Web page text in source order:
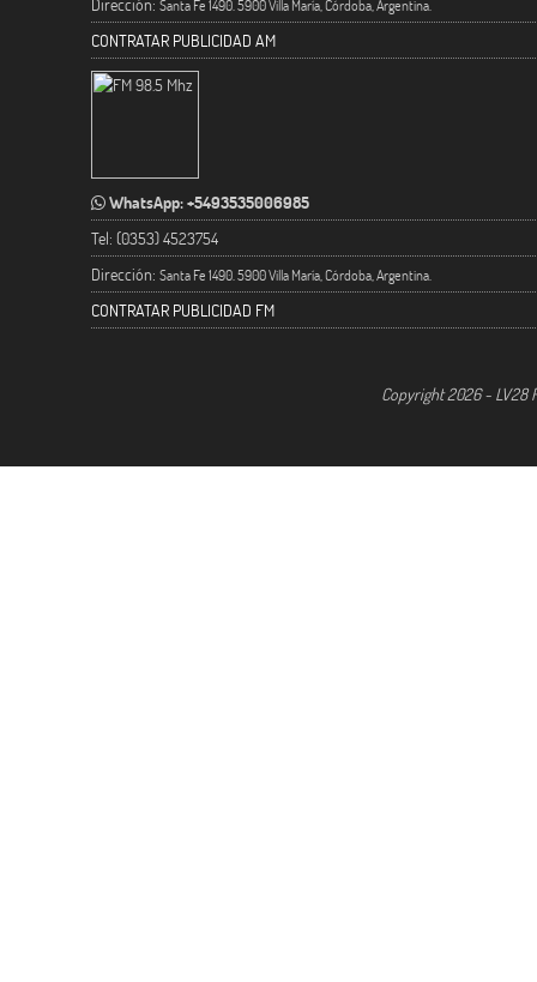
Santa Fe 1490. 5900 Villa María, Córdoba, Argentina.
CONTRATAR PUBLICIDAD AM
WhatsApp: +5493535006985
Tel: (0353) 4523754
Dirección: Santa Fe 1490. 5900 Villa María, Córdoba, Argentina.
CONTRATAR PUBLICIDAD FM
Copyright 2026 - LV28